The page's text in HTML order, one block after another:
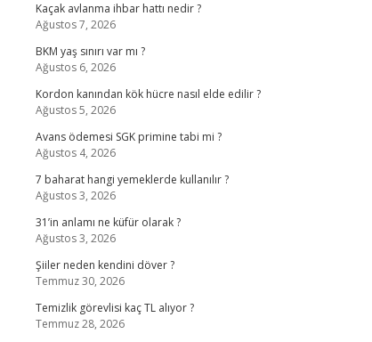
Kaçak avlanma ihbar hattı nedir ?
Ağustos 7, 2026
BKM yaş sınırı var mı ?
Ağustos 6, 2026
Kordon kanından kök hücre nasıl elde edilir ?
Ağustos 5, 2026
Avans ödemesi SGK primine tabi mi ?
Ağustos 4, 2026
7 baharat hangi yemeklerde kullanılır ?
Ağustos 3, 2026
31’in anlamı ne küfür olarak ?
Ağustos 3, 2026
Şiiler neden kendini döver ?
Temmuz 30, 2026
Temizlik görevlisi kaç TL alıyor ?
Temmuz 28, 2026